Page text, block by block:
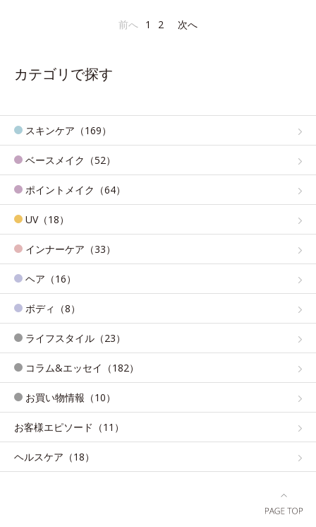
前へ 1 2 次へ
カテゴリで探す
スキンケア（169）
ベースメイク（52）
ポイントメイク（64）
UV（18）
インナーケア（33）
ヘア（16）
ボディ（8）
ライフスタイル（23）
コラム&エッセイ（182）
お買い物情報（10）
お客様エピソード（11）
ヘルスケア（18）